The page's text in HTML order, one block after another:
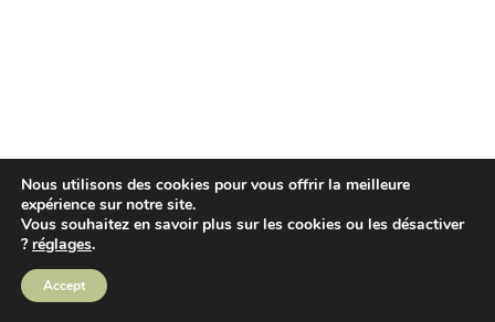
Nous utilisons des cookies pour vous offrir la meilleure
expérience sur notre site.
Vous souhaitez en savoir plus sur les cookies ou les désactiver
? réglages.
Accept